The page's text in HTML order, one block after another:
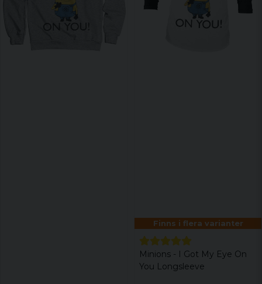
Finns i flera varianter
Minions - I Got My Eye On
You Longsleeve